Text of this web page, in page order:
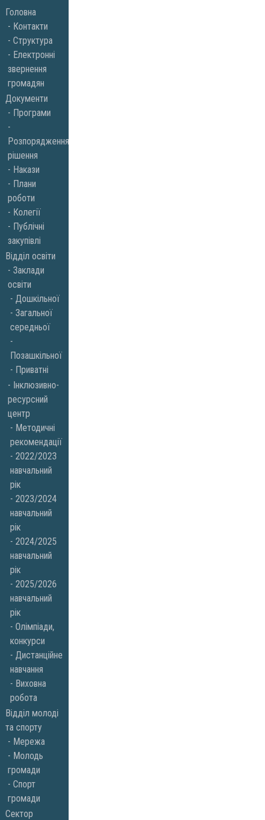
Skip
to
content
Головна
Контакти
Структура
Електронні
звернення
громадян
Документи
Програми
Розпорядження,
рішення
Накази
Плани
роботи
Колегії
Публічні
закупівлі
Відділ освіти
Заклади
освіти
Дошкільної
Загальної
середньої
Позашкільної
Приватні
Інклюзивно-
ресурсний
центр
Методичні
рекомендації
2022/2023
навчальний
рік
2023/2024
навчальний
рік
2024/2025
навчальний
рік
2025/2026
навчальний
рік
Олімпіади,
конкурси
Дистанційне
навчання
Виховна
робота
Відділ молоді
та спорту
Мережа
Молодь
громади
Спорт
громади
Сектор